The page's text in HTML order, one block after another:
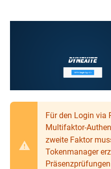
Für den Login via
Multifaktor-
zweite Faktor
Tokenmanager